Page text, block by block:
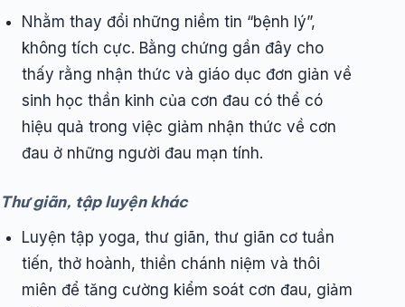
Nhằm thay đổi những niềm tin “bệnh lý”,
không tích cực. Bằng chứng gần đây cho
thấy rằng nhận thức và giáo dục đơn giản về
sinh học thần kinh của cơn đau có thể có
hiệu quả trong việc giảm nhận thức về cơn
đau ở những người đau mạn tính.
Thư giãn, tập luyện khác
Luyện tập yoga, thư giãn, thư giãn cơ tuần
tiến, thở hoành, thiền chánh niệm và thôi
miên để tăng cường kiểm soát cơn đau, giảm